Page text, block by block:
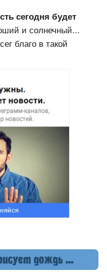
сегодня будет
и солнечный...
благо в такой